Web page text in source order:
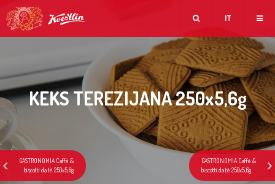
IT
KEKS TEREZIJANA 250x5,6g